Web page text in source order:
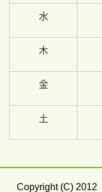
水
木
金
土
Copyright (C) 2012